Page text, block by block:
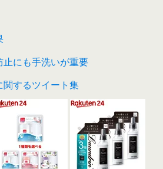
にも手洗いが重要
関するツイート集